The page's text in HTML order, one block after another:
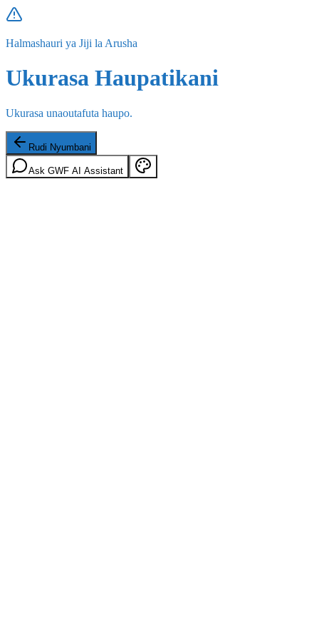
Halmashauri ya Jiji la Arusha
Ukurasa Haupatikani
Ukurasa unaoutafuta haupo.
Rudi Nyumbani
Ask GWF AI Assistant